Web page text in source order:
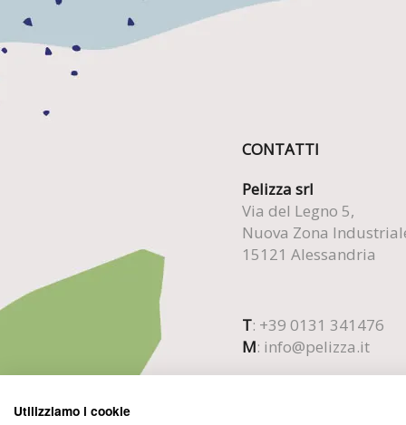
CONTATTI
Pelizza srl
Via del Legno 5,
Nuova Zona
15121 Alessandria
T: +39 0131 341476
M: info@pelizza.it
Utilizziamo i cookie